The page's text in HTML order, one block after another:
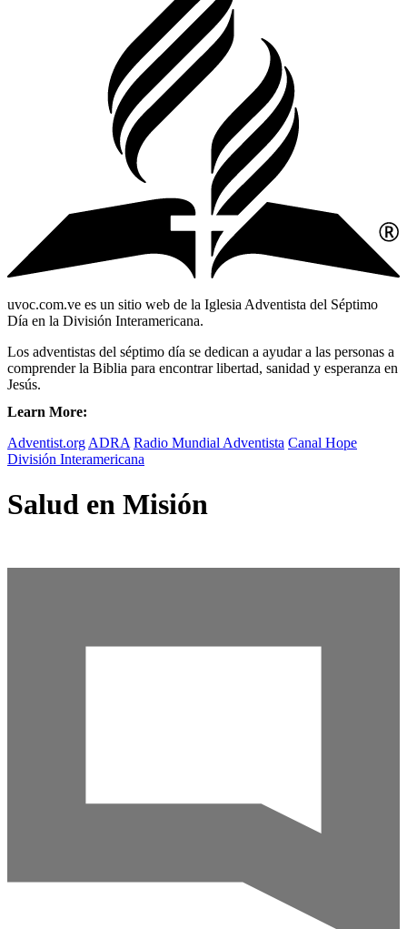
uvoc.com.ve es un sitio web de la Iglesia Adventista del Séptimo
Día en la División Interamericana.
Los adventistas del séptimo día se dedican a ayudar a las personas a
comprender la Biblia para encontrar libertad, sanidad y esperanza en
Jesús.
Learn More:
Adventist.org ADRA Radio Mundial Adventista Canal Hope
División Interamericana
Salud en Misión